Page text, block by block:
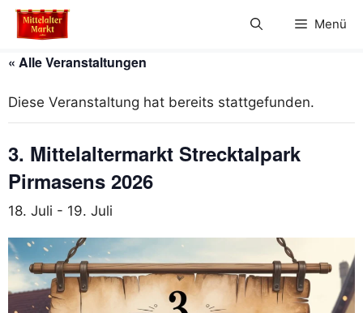
Zum
Inhalt
Menü
« Alle Veranstaltungen
Diese Veranstaltung hat bereits stattgefunden.
3. Mittelaltermarkt Strecktalpark
Pirmasens 2026
18. Juli - 19. Juli